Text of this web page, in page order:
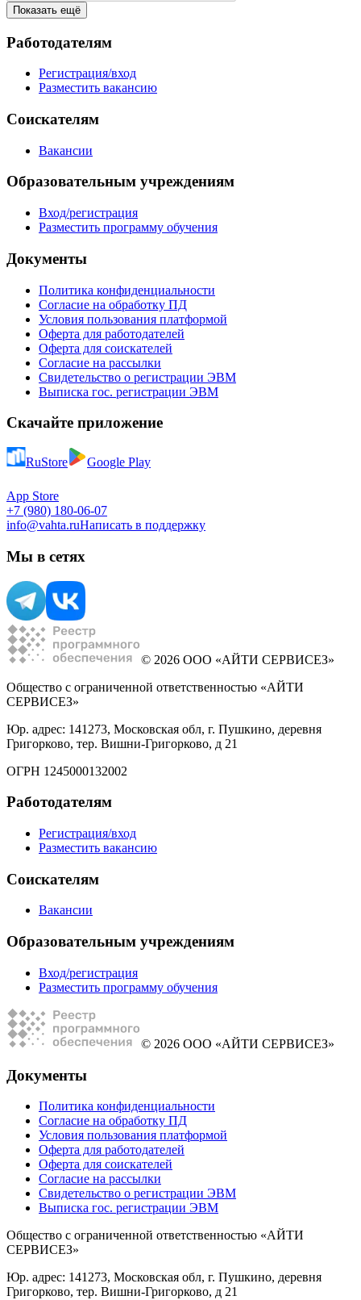
Показать ещё
Работодателям
Регистрация/вход
Разместить вакансию
Соискателям
Вакансии
Образовательным учреждениям
Вход/регистрация
Разместить программу обучения
Документы
Политика конфиденциальности
Согласие на обработку ПД
Условия пользования платформой
Оферта для работодателей
Оферта для соискателей
Согласие на рассылки
Свидетельство о регистрации ЭВМ
Выписка гос. регистрации ЭВМ
Скачайте приложение
RuStore Google Play
App Store
+7 (980) 180-06-07
info@vahta.ruНаписать в поддержку
Мы в сетях
© 2026 ООО «АЙТИ СЕРВИСЕЗ»
Общество с ограниченной ответственностью «АЙТИ
СЕРВИСЕЗ»
Юр. адрес: 141273, Московская обл, г. Пушкино, деревня
Григорково, тер. Вишни-Григорково, д 21
ОГРН 1245000132002
Работодателям
Регистрация/вход
Разместить вакансию
Соискателям
Вакансии
Образовательным учреждениям
Вход/регистрация
Разместить программу обучения
© 2026 ООО «АЙТИ СЕРВИСЕЗ»
Документы
Политика конфиденциальности
Согласие на обработку ПД
Условия пользования платформой
Оферта для работодателей
Оферта для соискателей
Согласие на рассылки
Свидетельство о регистрации ЭВМ
Выписка гос. регистрации ЭВМ
Общество с ограниченной ответственностью «АЙТИ
СЕРВИСЕЗ»
Юр. адрес: 141273, Московская обл, г. Пушкино, деревня
Григорково, тер. Вишни-Григорково, д 21